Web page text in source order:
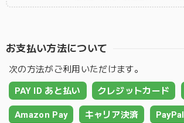
お支払い方法について
次の方法がご利用いただけます。
PAY ID あと払い クレジットカード
Amazon Pay キャリア決済 PayPal